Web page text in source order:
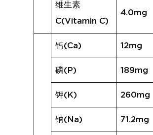
维生素
C(Vitamin C)
4.0mg
钙(Ca) 12mg
磷(P) 189mg
钾(K) 260mg
钠(Na) 71.2mg